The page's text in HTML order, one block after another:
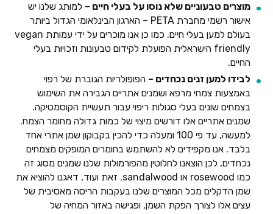
מוצרים טבעוניים שלא נוסו על בעלי חיים – למותג שלנו יש
אישור רשמי מחברת PETA – הארגון הבינלאומי הגדול ביותר
בעולם למען בעלי חיים. כמו כן אנו מוכרים על ידי עמותת vegan
friendly הישראלית הפועלת לקידום טבעונות וזכויות בעלי
החיים.
לבידו למען זנים נכחדים – הפופולריות הגוברת של רפוי
באמצעות צמחי מרפא ושמנים אתריים הגבירה את השימוש
בצמחים שונים בעלי סגולות ריפוי עבור תעשיית הקוסמטיקה.
שמנים אתריים אלו דורשים מיצוי של כמות גדולה מחומר הצמח.
למעשה, עד פי 100 ומעלה כדי להכין בקבוקון שמן אתרי אחד
בלבד. אנו מקפידים לא להשתמש בחומרים המופקים מצמחים
נכחדים, לכן הוצאנו לחלוטין מהפורמולות שלנו שמנים מסוג זה
כמו rosewood או sandalwood. זאת ועוד, דאגנו להוציא את
שמן הדקלים מכל המוצרים שלנו בעקבות הריסה מאסיבית של
עצים אלו לצורך הפקת השמן, ופגישה באזור המחיה של